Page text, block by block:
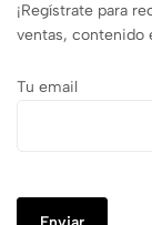
¡Regístrate para
ventas, contenido
Tu email